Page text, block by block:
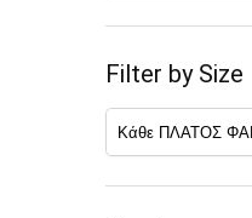
Filter by Size